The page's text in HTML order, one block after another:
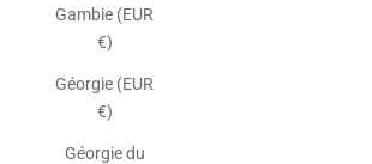
Gambie (EUR
€)
Géorgie (EUR
€)
Géorgie du